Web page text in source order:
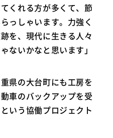
くれる方が多くて、節
っしゃいます。力強く
を、現代に生きる人々
ないかなと思います」
県の大台町にも工房を
車のバックアップを受
いう協働プロジェクト